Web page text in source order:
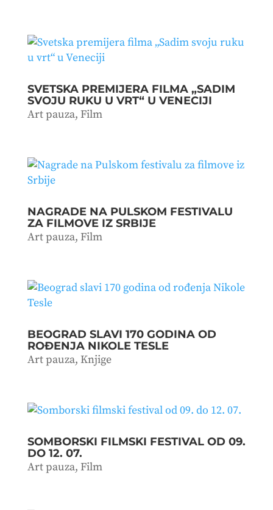
SVETSKA PREMIJERA FILMA „SADIM
SVOJU RUKU U VRT“ U VENECIJI
Art pauza, Film
NAGRADE NA PULSKOM FESTIVALU
ZA FILMOVE IZ SRBIJE
Art pauza, Film
BEOGRAD SLAVI 170 GODINA OD
ROĐENJA NIKOLE TESLE
Art pauza, Knjige
SOMBORSKI FILMSKI FESTIVAL OD 09.
DO 12. 07.
Art pauza, Film